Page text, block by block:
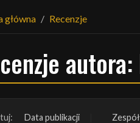
główna Recenzje
Data publikacji Zespół